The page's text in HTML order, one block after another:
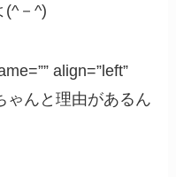
(^－^)
align=”left”
ゃんと理由があるん